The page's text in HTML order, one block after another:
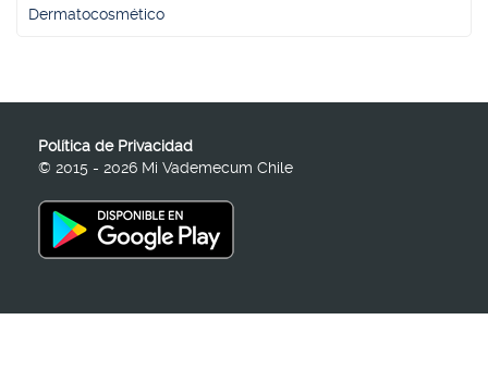
Dermatocosmético
Política de Privacidad
© 2015 - 2026 Mi Vademecum Chile